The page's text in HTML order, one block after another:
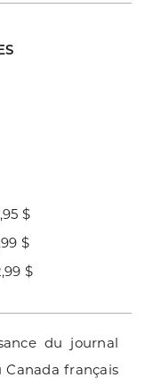
$
$
$
du journal
français